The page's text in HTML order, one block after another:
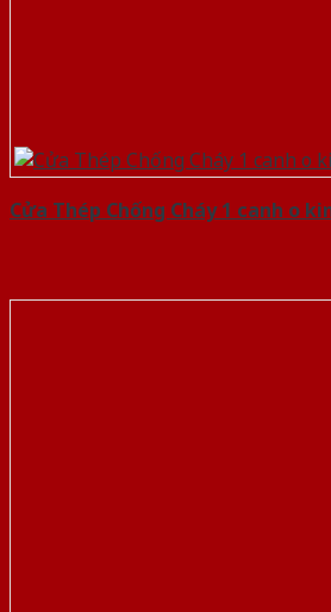
Cửa Thép Chống Cháy 1 canh o